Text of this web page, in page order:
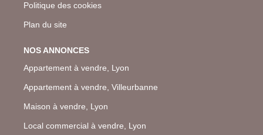
Politique des cookies
Plan du site
NOS ANNONCES
Appartement à vendre, Lyon
Appartement à vendre, Villeurbanne
Maison à vendre, Lyon
Local commercial à vendre, Lyon